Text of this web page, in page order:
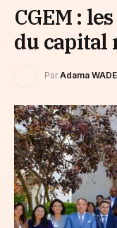
CGEM :
du capital
Par Adama WADE